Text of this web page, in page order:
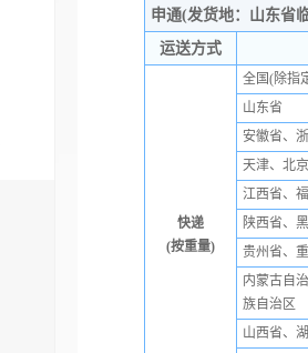
申通(发货地：山东省
运送方式
快递
(按重量)
全国(除指
山东省
安徽省、
天津、北
江西省、
陕西省、
贵州省、
内蒙古自
族自治区
山西省、